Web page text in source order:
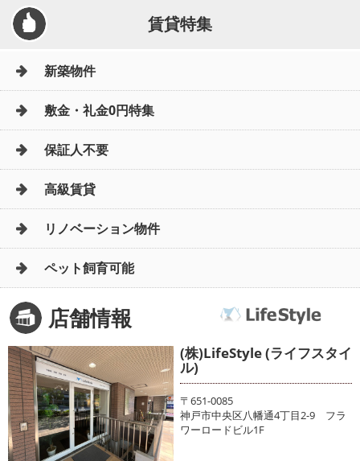
賃貸特集
新築物件
敷金・礼金0円特集
保証人不要
高級賃貸
リノベーション物件
ペット飼育可能
店舗情報
(株)LifeStyle (ライフスタイ
ル)
〒651-0085
神戸市中央区八幡通4丁目2-9 フラ
ワーロードビル1F